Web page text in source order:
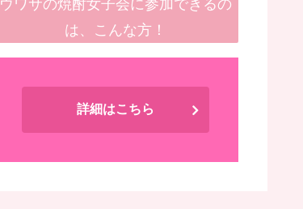
ウワサの焼酎女子会に参加できるの
は、こんな方！
詳細はこちら